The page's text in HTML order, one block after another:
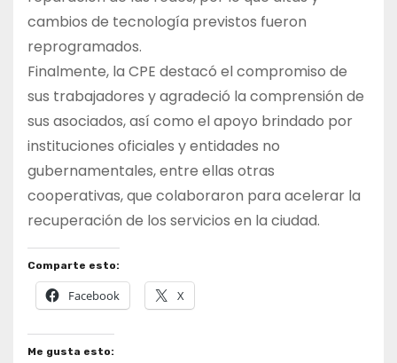
cambios de tecnología previstos fueron
reprogramados.
Finalmente, la CPE destacó el compromiso de
sus trabajadores y agradeció la comprensión de
sus asociados, así como el apoyo brindado por
instituciones oficiales y entidades no
gubernamentales, entre ellas otras
cooperativas, que colaboraron para acelerar la
recuperación de los servicios en la ciudad.
Comparte esto:
Facebook X
Me gusta esto: